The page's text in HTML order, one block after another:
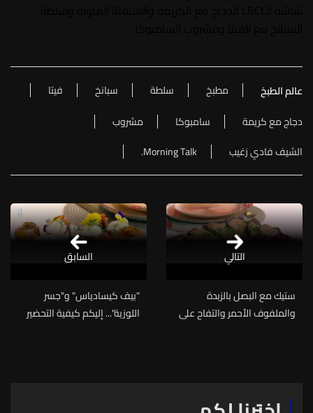
عالم الطبخ مطبخ سلطة سبانخ
فيتا
دجاج مع كريمة
سامبوكا
مشروب
الشيف فادي زغيب
Morning Talk.
التالي
ستيك مع البصل بالزبدة
والملفوف الأحمر والتفاح على
"بيف كيسادياس" و"جسر
اللوزية"... إليكم كيفية التحضير
السابق